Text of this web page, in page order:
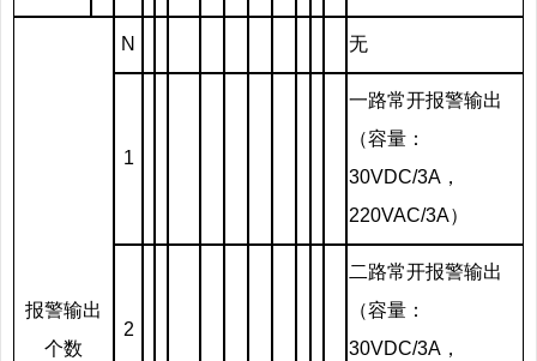
报警输出
个数
N 无
1
一路常开报警输出
（容量：
30VDC/3A，
220VAC/3A）
2
二路常开报警输出
（容量：
30VDC/3A，